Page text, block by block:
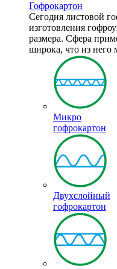
Гофрокартон
Сегодня листовой
изготовления
размера. Сфера
широка, что из него
Микро
гофрокартон
Двухслойный
гофрокартон